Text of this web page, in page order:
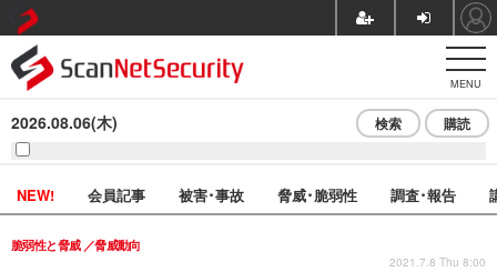
MENU
2026.08.06(木) 検索 購読
NEW! 会員記事 被害･事故 脅威･脆弱性 調査･報告
脆弱性と脅威 脅威動向
2021.7.8 Thu 8:00